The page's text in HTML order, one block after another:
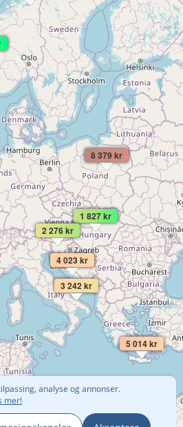
1 827 kr
2 276 kr
3 242 kr
4 023 kr
5 014 kr
8 379 kr
analyse og annonser.
mer!